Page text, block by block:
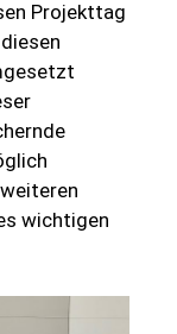
Projekttag
wichtigen